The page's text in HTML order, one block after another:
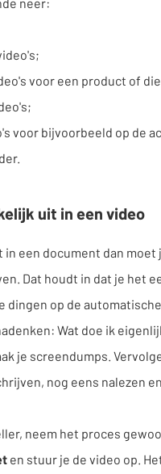
voor een product of
voor bijvoorbeeld op de
uit in een video
een document dan moet
Dat houdt in dat je het
dingen op de
Wat doe ik
je screendumps.
nog eens nalezen
neem het proces
en stuur je de video op.